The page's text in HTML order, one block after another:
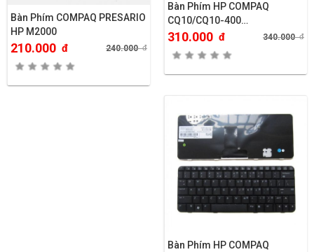
Bàn Phím COMPAQ PRESARIO
HP M2000
210.000 đ 240.000đ
Bàn Phím HP COMPAQ
CQ10/CQ10-400…
310.000 đ 340.000đ
Bàn Phím HP COMPAQ